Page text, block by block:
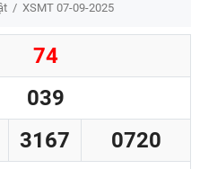
XSMT 07-09-2025
74
039
3167 0720